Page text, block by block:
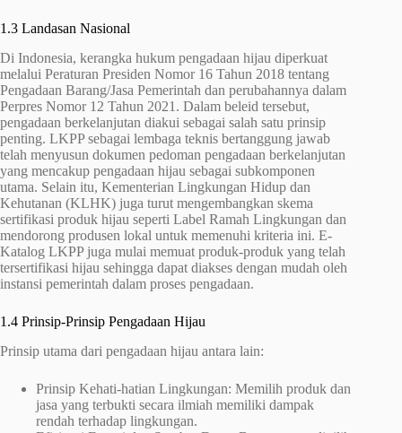
1.3 Landasan Nasional
Di Indonesia, kerangka hukum pengadaan hijau diperkuat
melalui Peraturan Presiden Nomor 16 Tahun 2018 tentang
Pengadaan Barang/Jasa Pemerintah dan perubahannya dalam
Perpres Nomor 12 Tahun 2021. Dalam beleid tersebut,
pengadaan berkelanjutan diakui sebagai salah satu prinsip
penting. LKPP sebagai lembaga teknis bertanggung jawab
telah menyusun dokumen pedoman pengadaan berkelanjutan
yang mencakup pengadaan hijau sebagai subkomponen
utama. Selain itu, Kementerian Lingkungan Hidup dan
Kehutanan (KLHK) juga turut mengembangkan skema
sertifikasi produk hijau seperti Label Ramah Lingkungan dan
mendorong produsen lokal untuk memenuhi kriteria ini. E-
Katalog LKPP juga mulai memuat produk-produk yang telah
tersertifikasi hijau sehingga dapat diakses dengan mudah oleh
instansi pemerintah dalam proses pengadaan.
1.4 Prinsip-Prinsip Pengadaan Hijau
Prinsip utama dari pengadaan hijau antara lain:
Prinsip Kehati-hatian Lingkungan: Memilih produk dan
jasa yang terbukti secara ilmiah memiliki dampak
rendah terhadap lingkungan.